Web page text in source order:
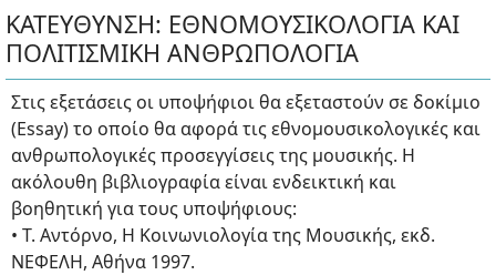
ΚΑΤΕΥΘΥΝΣΗ: ΕΘΝΟΜΟΥΣΙΚΟΛΟΓΙΑ ΚΑΙ
ΠΟΛΙΤΙΣΜΙΚΗ ΑΝΘΡΩΠΟΛΟΓΙΑ
Στις εξετάσεις οι υποψήφιοι θα εξεταστούν σε δοκίμιο
(Essay) το οποίο θα αφορά τις εθνομουσικολογικές και
ανθρωπολογικές προσεγγίσεις της μουσικής. Η
ακόλουθη βιβλιογραφία είναι ενδεικτική και
βοηθητική για τους υποψήφιους:
• Τ. Αντόρνο, Η Κοινωνιολογία της Μουσικής, εκδ.
ΝΕΦΕΛΗ, Αθήνα 1997.